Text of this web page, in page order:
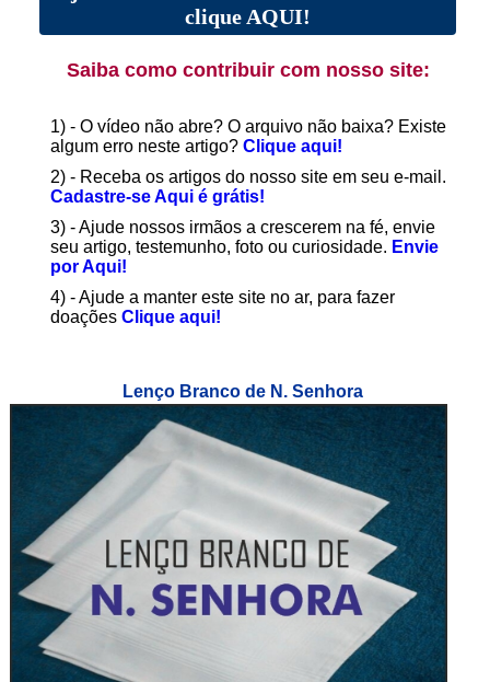
clique AQUI!
Saiba como contribuir com nosso site:
1) - O vídeo não abre? O arquivo não baixa? Existe
algum erro neste artigo? Clique aqui!
2) - Receba os artigos do nosso site em seu e-mail.
Cadastre-se Aqui é grátis!
3) - Ajude nossos irmãos a crescerem na fé, envie
seu artigo, testemunho, foto ou curiosidade. Envie
por Aqui!
4) - Ajude a manter este site no ar, para fazer
doações Clique aqui!
Lenço Branco de N. Senhora